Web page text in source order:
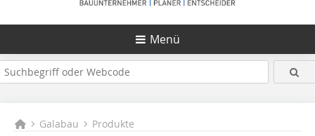
Menü
Galabau Produkte